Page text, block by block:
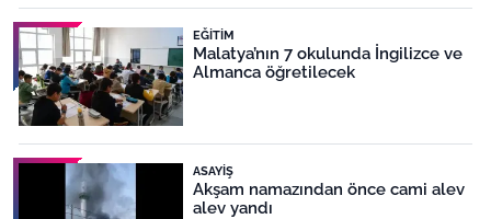
EĞITIM
Malatya’nın 7 okulunda İngilizce ve
Almanca öğretilecek
ASAYIŞ
Akşam namazından önce cami alev
alev yandı